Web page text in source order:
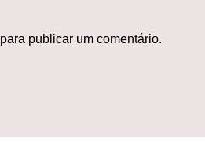
para publicar um comentário.